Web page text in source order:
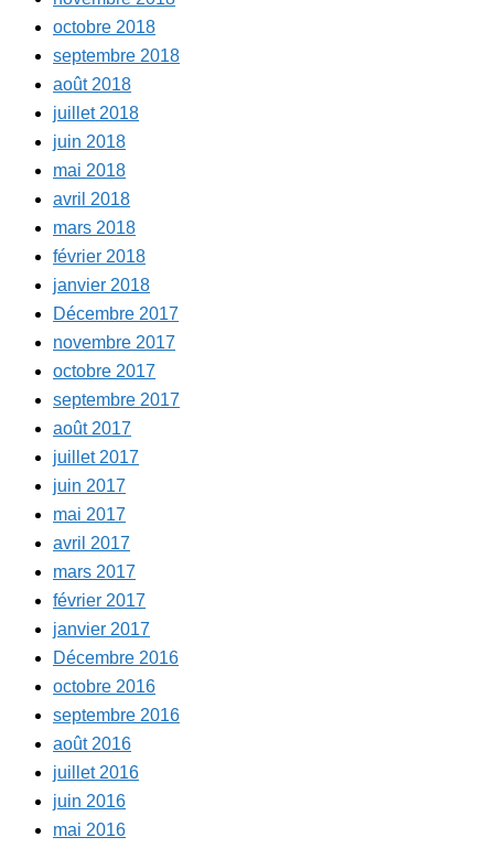
octobre 2018
septembre 2018
août 2018
juillet 2018
juin 2018
mai 2018
avril 2018
mars 2018
février 2018
janvier 2018
Décembre 2017
novembre 2017
octobre 2017
septembre 2017
août 2017
juillet 2017
juin 2017
mai 2017
avril 2017
mars 2017
février 2017
janvier 2017
Décembre 2016
octobre 2016
septembre 2016
août 2016
juillet 2016
juin 2016
mai 2016